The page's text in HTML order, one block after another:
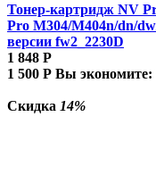
Тонер-картридж NV
Pro M304/M404n/dn/
версии fw2_2230D
1 848 Р
1 500 Р Вы экономите:
Скидка 14%